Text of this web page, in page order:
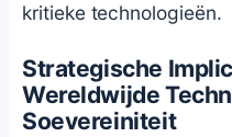
kritieke technologieën.
Strategische
Wereldwijde
Soevereiniteit